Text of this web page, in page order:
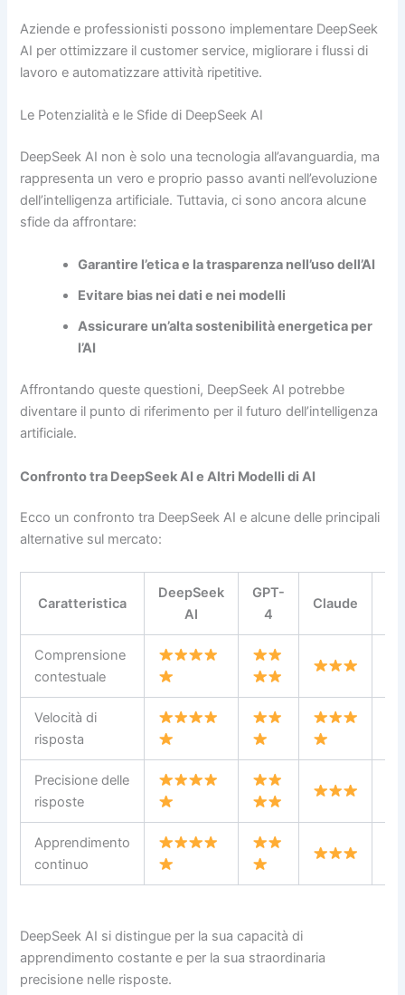
Aziende e professionisti possono implementare DeepSeek
AI per ottimizzare il customer service, migliorare i flussi di
lavoro e automatizzare attività ripetitive.
Le Potenzialità e le Sfide di DeepSeek AI
DeepSeek AI non è solo una tecnologia all’avanguardia, ma
rappresenta un vero e proprio passo avanti nell’evoluzione
dell’intelligenza artificiale. Tuttavia, ci sono ancora alcune
sfide da affrontare:
Garantire l’etica e la trasparenza nell’uso dell’AI
Evitare bias nei dati e nei modelli
Assicurare un’alta sostenibilità energetica per
l’AI
Affrontando queste questioni, DeepSeek AI potrebbe
diventare il punto di riferimento per il futuro dell’intelligenza
artificiale.
Confronto tra DeepSeek AI e Altri Modelli di AI
Ecco un confronto tra DeepSeek AI e alcune delle principali
alternative sul mercato:
Caratteristica
DeepSeek
AI
GPT-
4
Claude
Comprensione
contestuale
Velocità di
risposta
Precisione delle
risposte
Apprendimento
continuo
DeepSeek AI si distingue per la sua capacità di
apprendimento costante e per la sua straordinaria
precisione nelle risposte.